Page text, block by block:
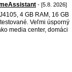
- [5.8. 2026]
4 GB RAM, 16 GB
Veľmi úsporný
media center, domáci